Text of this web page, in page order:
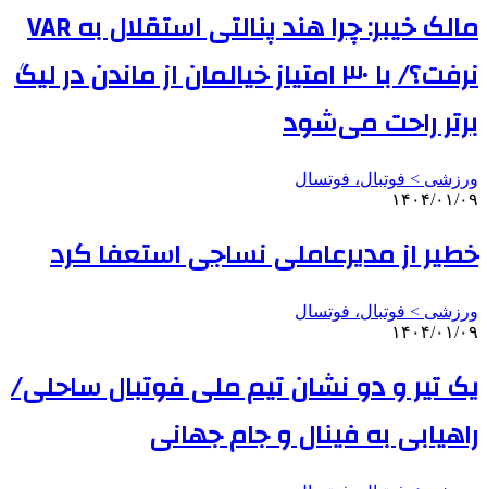
مالک خیبر: چرا هند پنالتی استقلال به VAR
نرفت؟/ با ۳۰ امتیاز خیالمان از ماندن در لیگ
برتر راحت می‌شود
ورزشی > فوتبال، فوتسال
۱۴۰۴/۰۱/۰۹
خطیر از مدیرعاملی نساجی استعفا کرد
ورزشی > فوتبال، فوتسال
۱۴۰۴/۰۱/۰۹
یک تیر و دو نشان تیم ملی فوتبال ساحلی/
راهیابی به فینال و جام جهانی